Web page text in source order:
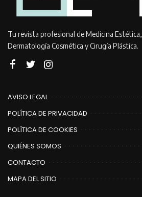
Tu revista profesional de Medicina Estética,
Dermatología Cosmética y Cirugía Plástica.
AVISO LEGAL
POLÍTICA DE PRIVACIDAD
POLÍTICA DE COOKIES
QUIÉNES SOMOS
CONTACTO
MAPA DEL SITIO